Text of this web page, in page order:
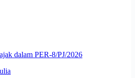
dalam PER-8/PJ/2026